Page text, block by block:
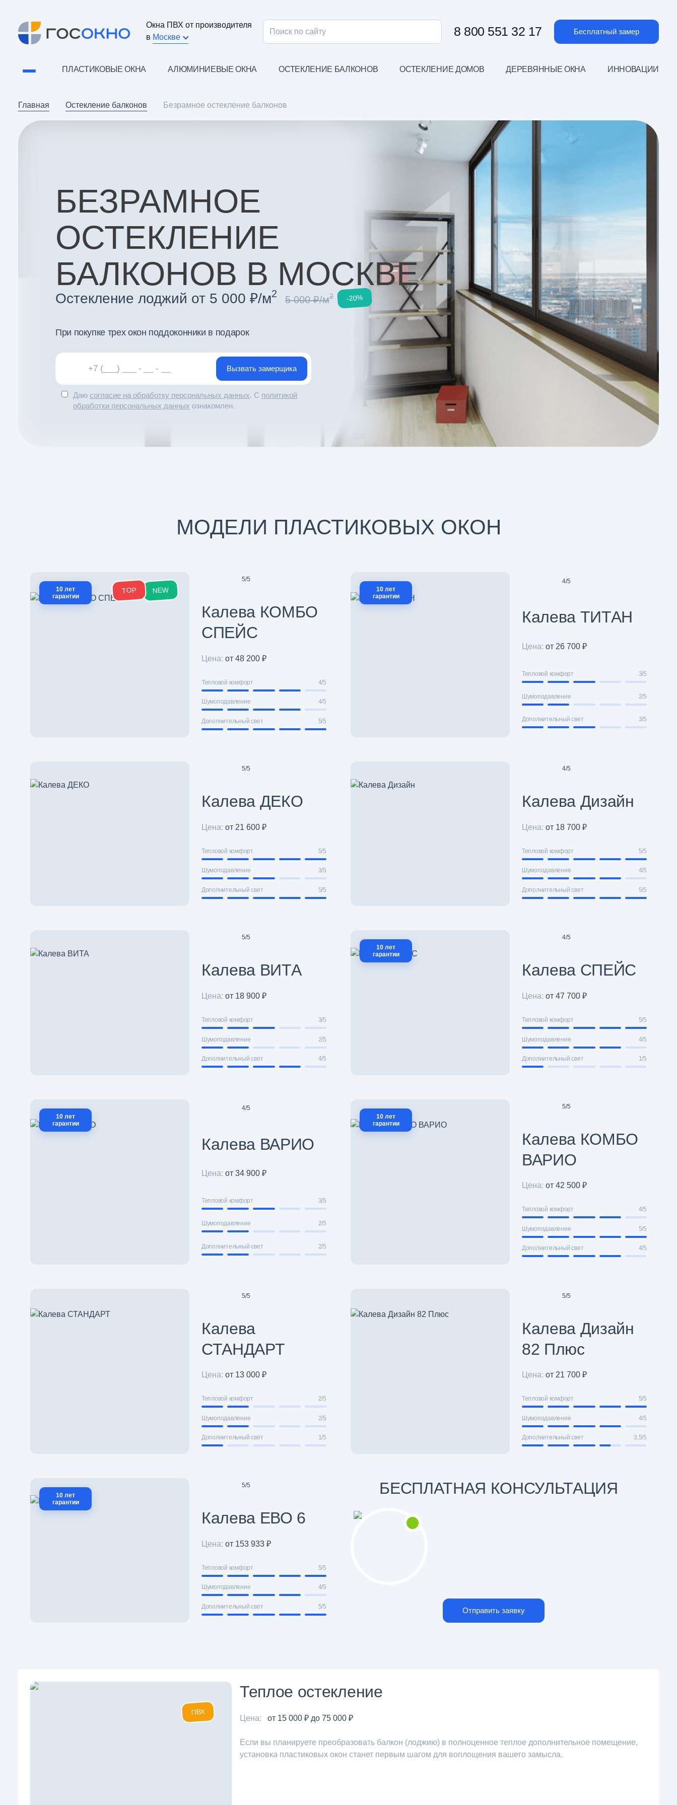
Окна ПВХ от производителя
в Москве 8 800 551 32 17 Бесплатный замер
ПЛАСТИКОВЫЕ ОКНА АЛЮМИНИЕВЫЕ ОКНА ОСТЕКЛЕНИЕ БАЛКОНОВ ОСТЕКЛЕНИЕ ДОМОВ ДЕРЕВЯННЫЕ ОКНА ИННОВАЦИИ
Главная Остекление балконов Безрамное остекление балконов
БЕЗРАМНОЕ
ОСТЕКЛЕНИЕ
БАЛКОНОВ В МОСКВЕ
Остекление лоджий от 5 000 ₽/м2
5 000 ₽/м2 -20%
При покупке трех окон поддоконники в подарок
Даю согласие на обработку персональных данных. С политикой
обработки персональных данных ознакомлен.
МОДЕЛИ ПЛАСТИКОВЫХ ОКОН
NEW
TOP
10 лет
гарантии
5/5
Калева КОМБО
СПЕЙС
Цена: от 48 200 ₽
Тепловой комфорт 4/5
Шумоподавление 4/5
Дополнительный свет 5/5
10 лет
гарантии
4/5
Калева ТИТАН
Цена: от 26 700 ₽
Тепловой комфорт 3/5
Шумоподавление 2/5
Дополнительный свет 3/5
5/5
Калева ДЕКО
Цена: от 21 600 ₽
Тепловой комфорт 5/5
Шумоподавление 3/5
Дополнительный свет 5/5
4/5
Калева Дизайн
Цена: от 18 700 ₽
Тепловой комфорт 5/5
Шумоподавление 4/5
Дополнительный свет 5/5
5/5
Калева ВИТА
Цена: от 18 900 ₽
Тепловой комфорт 3/5
Шумоподавление 2/5
Дополнительный свет 4/5
10 лет
гарантии
4/5
Калева СПЕЙС
Цена: от 47 700 ₽
Тепловой комфорт 5/5
Шумоподавление 4/5
Дополнительный свет 1/5
10 лет
гарантии
4/5
Калева ВАРИО
Цена: от 34 900 ₽
Тепловой комфорт 3/5
Шумоподавление 2/5
Дополнительный свет 2/5
10 лет
гарантии
5/5
Калева КОМБО
ВАРИО
Цена: от 42 500 ₽
Тепловой комфорт 4/5
Шумоподавление 5/5
Дополнительный свет 4/5
5/5
Калева
СТАНДАРТ
Цена: от 13 000 ₽
Тепловой комфорт 2/5
Шумоподавление 2/5
Дополнительный свет 1/5
5/5
Калева Дизайн
82 Плюс
Цена: от 21 700 ₽
Тепловой комфорт 5/5
Шумоподавление 4/5
Дополнительный свет 3,5/5
10 лет
гарантии
5/5
Калева ЕВО 6
Цена: от 153 933 ₽
Тепловой комфорт 5/5
Шумоподавление 4/5
Дополнительный свет 5/5
БЕСПЛАТНАЯ КОНСУЛЬТАЦИЯ
Отправить заявку
ПВХ
Теплое остекление
Цена: от 15 000 ₽ до 75 000 ₽
Если вы планируете преобразовать балкон (лоджию) в полноценное теплое дополнительное помещение,
установка пластиковых окон станет первым шагом для воплощения вашего замысла.